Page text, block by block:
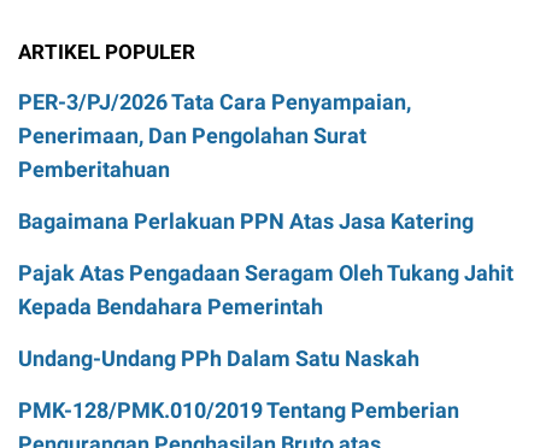
ARTIKEL POPULER
PER-3/PJ/2026 Tata Cara Penyampaian,
Penerimaan, Dan Pengolahan Surat
Pemberitahuan
Bagaimana Perlakuan PPN Atas Jasa Katering
Pajak Atas Pengadaan Seragam Oleh Tukang Jahit
Kepada Bendahara Pemerintah
Undang-Undang PPh Dalam Satu Naskah
PMK-128/PMK.010/2019 Tentang Pemberian